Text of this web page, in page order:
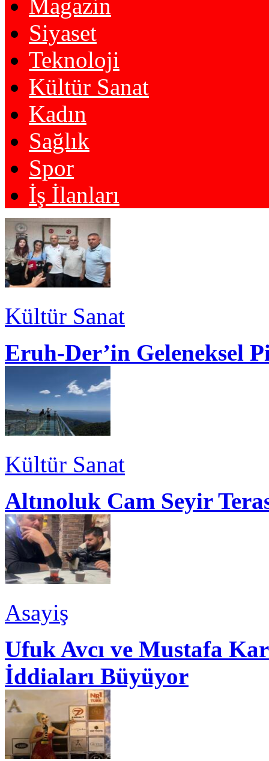
Magazin
Siyaset
Teknoloji
Kültür Sanat
Kadın
Sağlık
Spor
İş İlanları
Kültür Sanat
Eruh-Der’in Geleneksel
Kültür Sanat
Altınoluk Cam Seyir
Asayiş
Ufuk Avcı ve Mustafa
İddiaları Büyüyor